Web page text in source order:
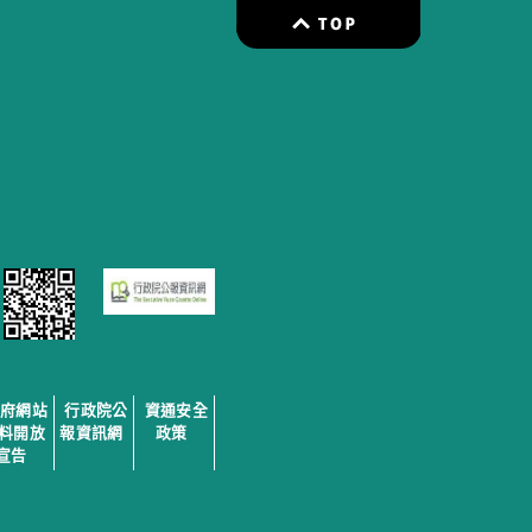
網站
開放
告
行政院公
報資訊網
資通安全
政策